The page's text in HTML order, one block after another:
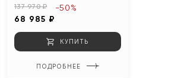
137 970 ₽
68 985 ₽
-50%
КУПИТЬ
ПОДРОБНЕЕ